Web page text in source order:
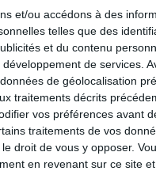
et/ou accédons à des
telles que des
et du contenu
de services.
de géolocalisation
traitements décrits
vos préférences avant
traitements de vos
droit de vous y opposer.
en revenant sur ce site
ma méthode
Et
Je fais